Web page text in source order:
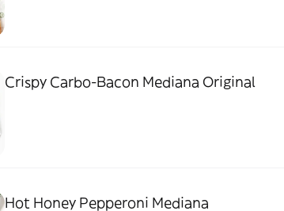
Crispy Carbo-Bacon Mediana Original
Hot Honey Pepperoni Mediana